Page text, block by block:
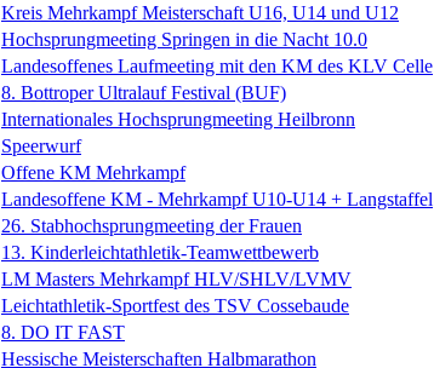
Kreis Mehrkampf Meisterschaft U16, U14 und U12
Hochsprungmeeting Springen in die Nacht 10.0
Landesoffenes Laufmeeting mit den KM des KLV Celle
8. Bottroper Ultralauf Festival (BUF)
Internationales Hochsprungmeeting Heilbronn
Speerwurf
Offene KM Mehrkampf
Landesoffene KM - Mehrkampf U10-U14 + Langstaffel
26. Stabhochsprungmeeting der Frauen
13. Kinderleichtathletik-Teamwettbewerb
LM Masters Mehrkampf HLV/SHLV/LVMV
Leichtathletik-Sportfest des TSV Cossebaude
8. DO IT FAST
Hessische Meisterschaften Halbmarathon